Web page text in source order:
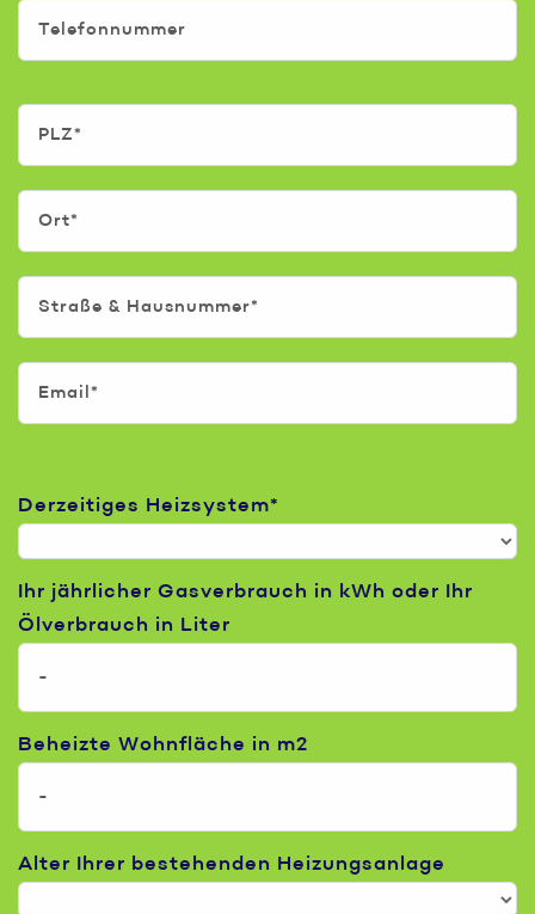
Derzeitiges Heizsystem*
Ihr jährlicher Gasverbrauch in kWh oder Ihr
Ölverbrauch in Liter
Beheizte Wohnfläche in m2
Alter Ihrer bestehenden Heizungsanlage